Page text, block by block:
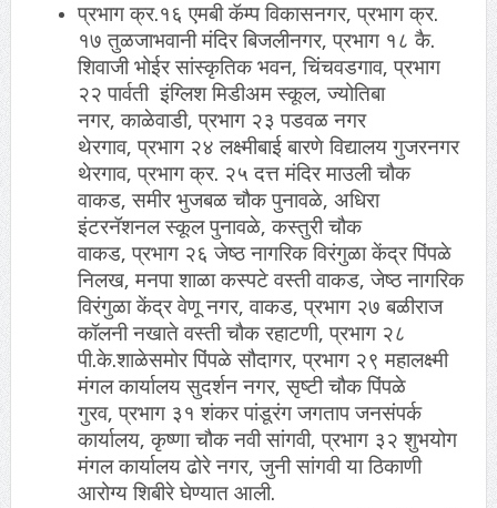
प्रभाग क्र.१६ एमबी कॅम्प विकासनगर, प्रभाग क्र.
१७ तुळजाभवानी मंदिर बिजलीनगर, प्रभाग १८ कै.
शिवाजी भोईर सांस्कृतिक भवन, चिंचवडगाव, प्रभाग
२२ पार्वती इंग्लिश मिडीअम स्कूल, ज्योतिबा
नगर, काळेवाडी, प्रभाग २३ पडवळ नगर
थेरगाव, प्रभाग २४ लक्ष्मीबाई बारणे विद्यालय गुजरनगर
थेरगाव, प्रभाग क्र. २५ दत्त मंदिर माउली चौक
वाकड, समीर भुजबळ चौक पुनावळे, अधिरा
इंटरनॅशनल स्कूल पुनावळे, कस्तुरी चौक
वाकड, प्रभाग २६ जेष्ठ नागरिक विरंगुळा केंद्र पिंपळे
निलख, मनपा शाळा कस्पटे वस्ती वाकड, जेष्ठ नागरिक
विरंगुळा केंद्र वेणू नगर, वाकड, प्रभाग २७ बळीराज
कॉलनी नखाते वस्ती चौक रहाटणी, प्रभाग २८
पी.के.शाळेसमोर पिंपळे सौदागर, प्रभाग २९ महालक्ष्मी
मंगल कार्यालय सुदर्शन नगर, सृष्टी चौक पिंपळे
गुरव, प्रभाग ३१ शंकर पांडूरंग जगताप जनसंपर्क
कार्यालय, कृष्णा चौक नवी सांगवी, प्रभाग ३२ शुभयोग
मंगल कार्यालय ढोरे नगर, जुनी सांगवी या ठिकाणी
आरोग्य शिबीरे घेण्यात आली.